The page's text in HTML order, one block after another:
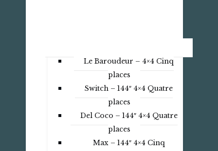
Le Baroudeur – 4×4 Cinq
places
Switch – 144″ 4×4 Quatre
places
Del Coco – 144″ 4×4 Quatre
places
Max – 144″ 4×4 Cinq